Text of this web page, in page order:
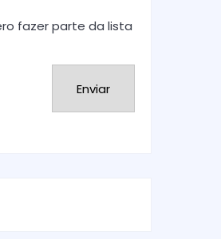
fazer parte da lista